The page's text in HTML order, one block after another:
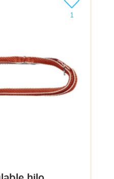
1
Ajouter le